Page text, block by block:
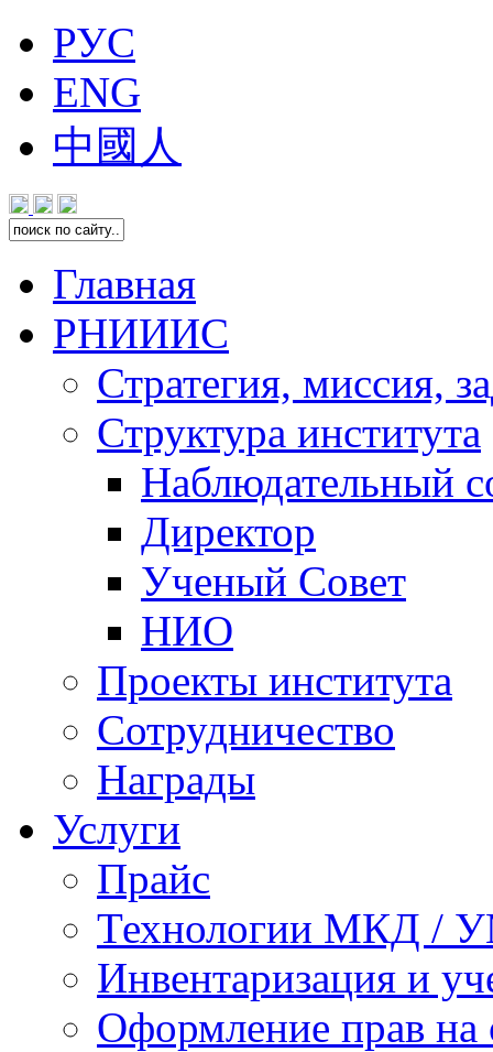
РУС
ENG
中國人
Главная
РНИИИС
Стратегия, миссия,
Структура института
Наблюдательный
Директор
Ученый Совет
НИО
Проекты института
Сотрудничество
Награды
Услуги
Прайс
Технологии МКД /
Инвентаризация и
Оформление прав